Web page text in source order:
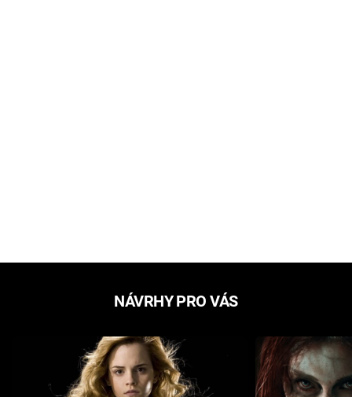
NÁVRHY PRO VÁS